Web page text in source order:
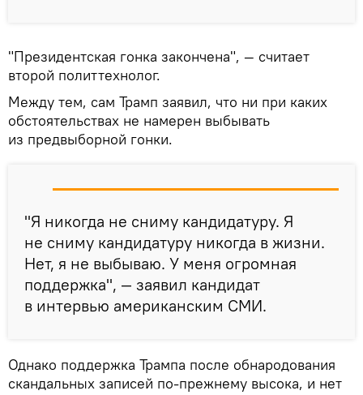
"Президентская гонка закончена", — считает
второй политтехнолог.
Между тем, сам Трамп заявил, что ни при каких
обстоятельствах не намерен выбывать
из предвыборной гонки.
"Я никогда не сниму кандидатуру. Я
не сниму кандидатуру никогда в жизни.
Нет, я не выбываю. У меня огромная
поддержка", — заявил кандидат
в интервью американским СМИ.
Однако поддержка Трампа после обнародования
скандальных записей по-прежнему высока, и нет